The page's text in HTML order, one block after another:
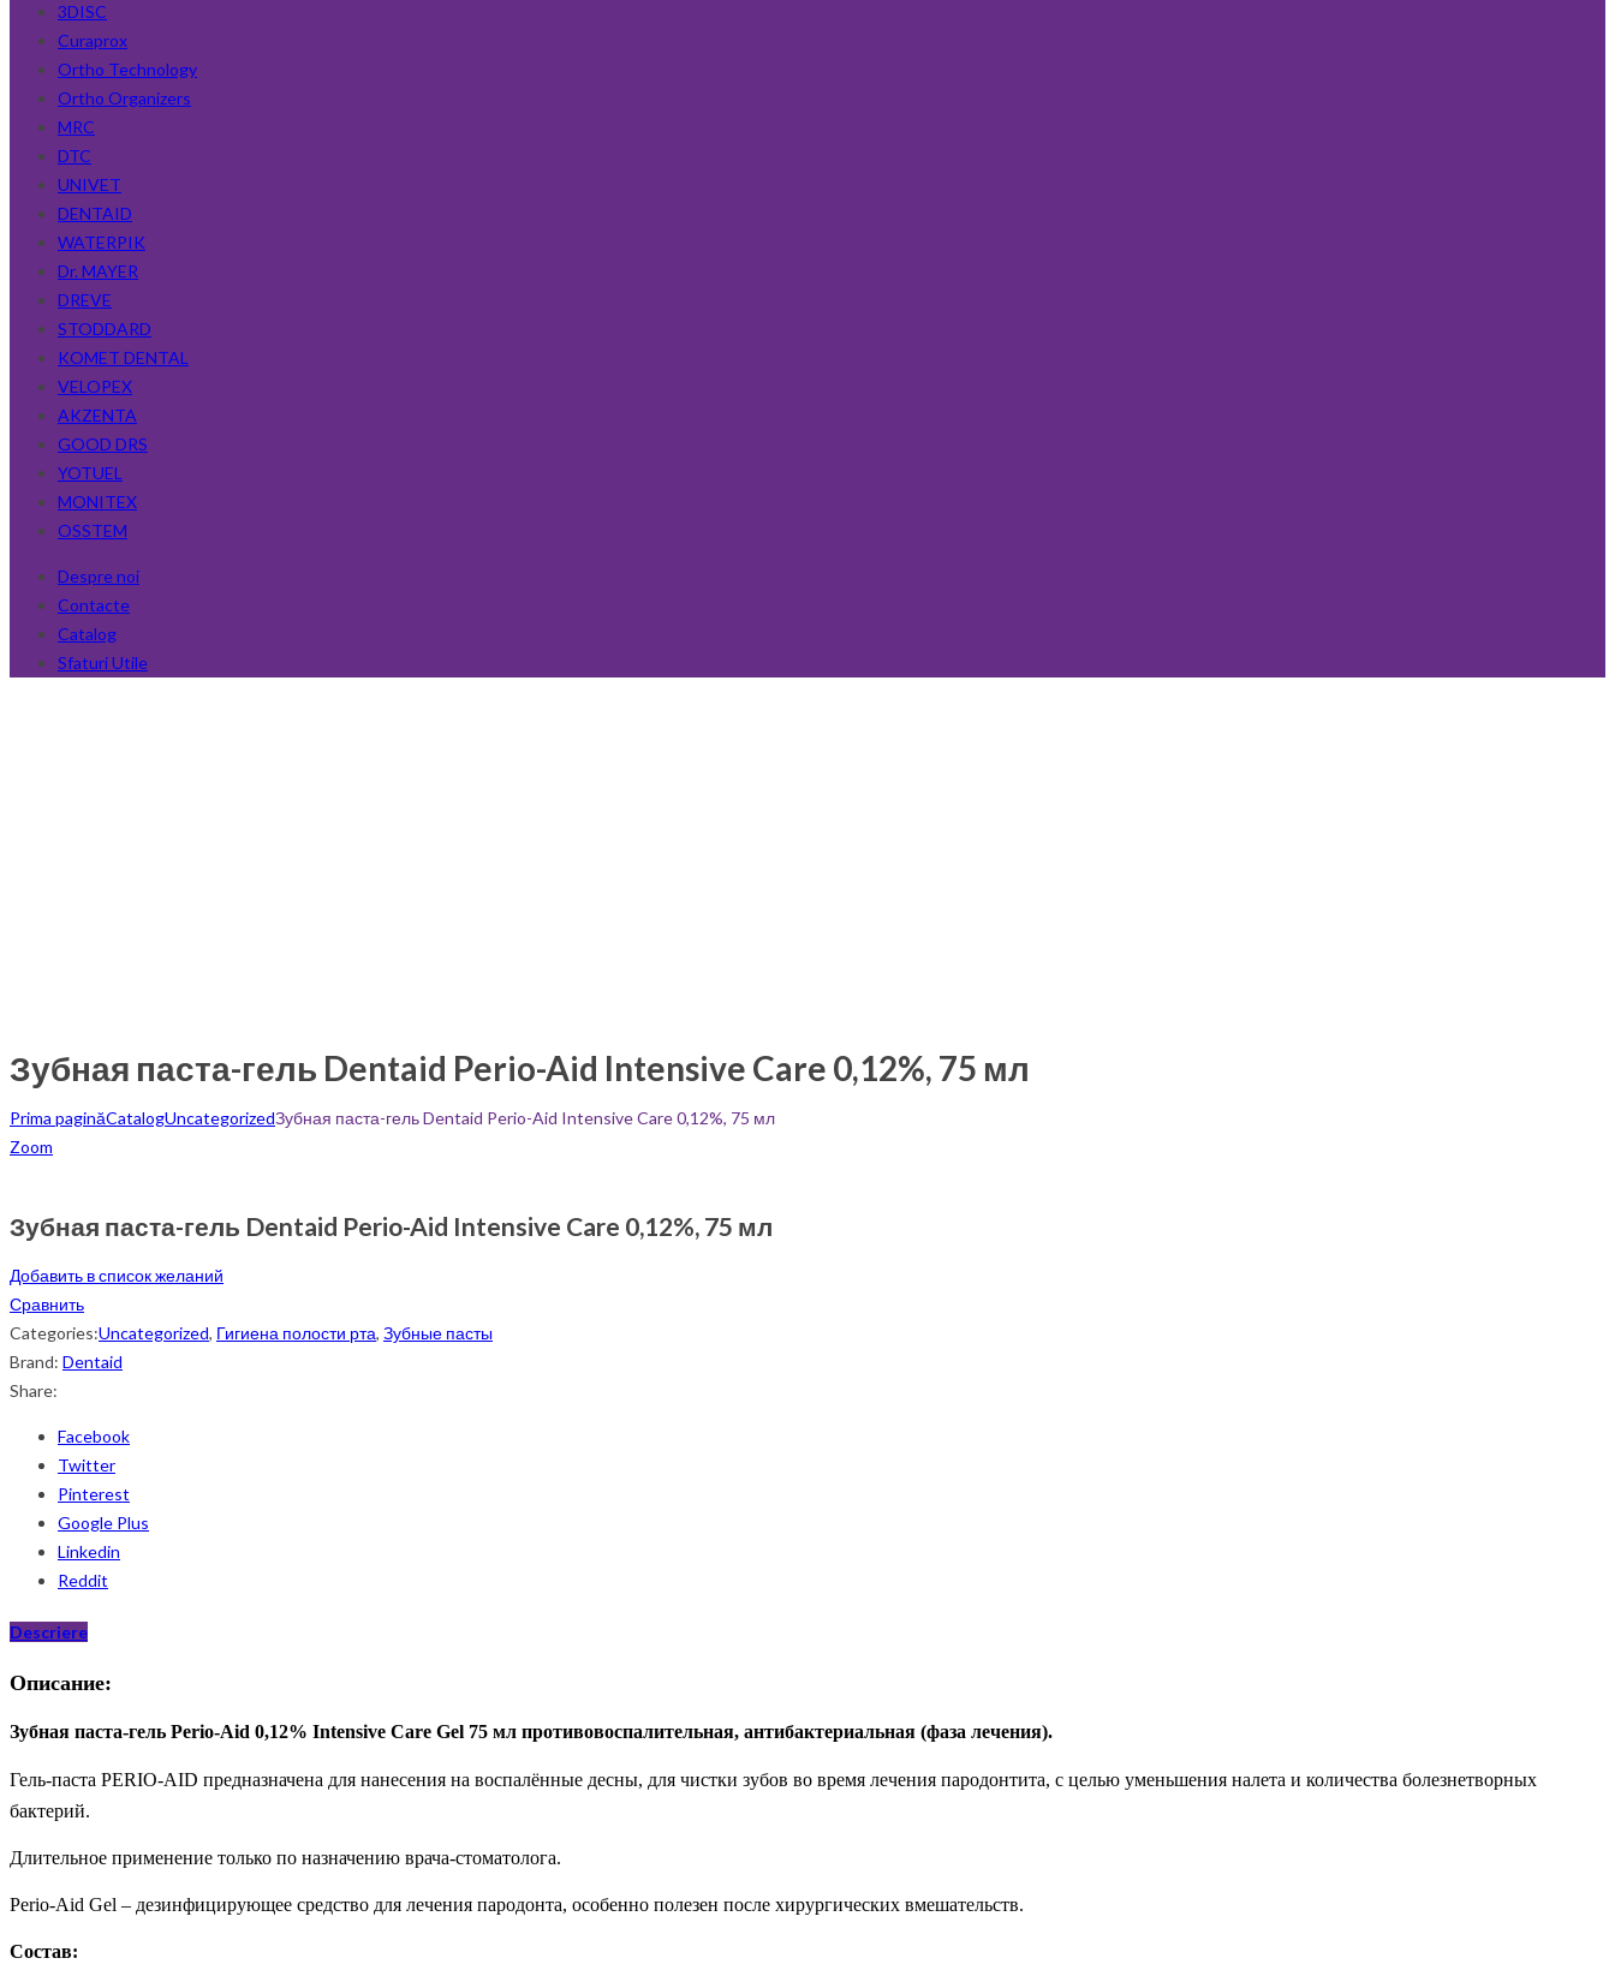
3DISC
Curaprox
Ortho Technology
Ortho Organizers
MRC
DTC
UNIVET
DENTAID
WATERPIK
Dr. MAYER
DREVE
STODDARD
KOMET DENTAL
VELOPEX
AKZENTA
GOOD DRS
YOTUEL
MONITEX
OSSTEM
Despre noi
Contacte
Catalog
Sfaturi Utile
Зубная паста-гель Dentaid Perio-Aid Intensive Care 0,12%, 75 мл
Prima paginăCatalogUncategorizedЗубная паста-гель Dentaid Perio-Aid Intensive Care 0,12%, 75 мл
Zoom
Зубная паста-гель Dentaid Perio-Aid Intensive Care 0,12%, 75 мл
Добавить в список желаний
Сравнить
Categories:Uncategorized, Гигиена полости рта, Зубные пасты
Brand: Dentaid
Share:
Facebook
Twitter
Pinterest
Google Plus
Linkedin
Reddit
Descriere
Описание:
Зубная паста-гель Perio-Aid 0,12% Intensive Care Gel 75 мл противовоспалительная, антибактериальная (фаза лечения).
Гель-паста PERIO-AID предназначена для нанесения на воспалённые десны, для чистки зубов во время лечения пародонтита, с целью уменьшения налета и количества болезнетворных
бактерий.
Длительное применение только по назначению врача-стоматолога.
Perio-Aid Gel – дезинфицирующее средство для лечения пародонта, особенно полезен после хирургических вмешательств.
Состав: